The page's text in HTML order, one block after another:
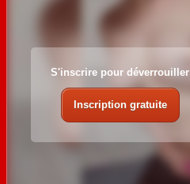
S'inscrire pour déverrouiller
Inscription gratuite